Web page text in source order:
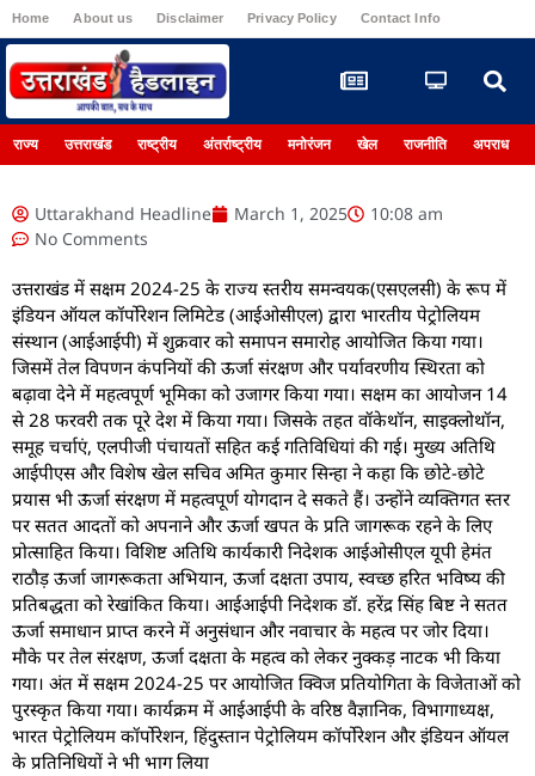
Home About us Disclaimer Privacy Policy Contact Info
राज्य उत्तराखंड राष्ट्रीय अंतर्राष्ट्रीय मनोरंजन खेल राजनीति अपराध
Uttarakhand Headline March 1, 2025
10:08 am
No Comments
उत्तराखंड में सक्षम 2024-25 के राज्य स्तरीय समन्वयक(एसएलसी) के रूप में
इंडियन ऑयल कॉर्पोरेशन लिमिटेड (आईओसीएल) द्वारा भारतीय पेट्रोलियम
संस्थान (आईआईपी) में शुक्रवार को समापन समारोह आयोजित किया गया।
जिसमें तेल विपणन कंपनियों की ऊर्जा संरक्षण और पर्यावरणीय स्थिरता को
बढ़ावा देने में महत्वपूर्ण भूमिका को उजागर किया गया। सक्षम का आयोजन 14
से 28 फरवरी तक पूरे देश में किया गया। जिसके तहत वॉकेथॉन, साइक्लोथॉन,
समूह चर्चाएं, एलपीजी पंचायतों सहित कई गतिविधियां की गई। मुख्य अतिथि
आईपीएस और विशेष खेल सचिव अमित कुमार सिन्हा ने कहा कि छोटे-छोटे
प्रयास भी ऊर्जा संरक्षण में महत्वपूर्ण योगदान दे सकते हैं। उन्होंने व्यक्तिगत स्तर
पर सतत आदतों को अपनाने और ऊर्जा खपत के प्रति जागरूक रहने के लिए
प्रोत्साहित किया। विशिष्ट अतिथि कार्यकारी निदेशक आईओसीएल यूपी हेमंत
राठौड़ ऊर्जा जागरूकता अभियान, ऊर्जा दक्षता उपाय, स्वच्छ हरित भविष्य की
प्रतिबद्धता को रेखांकित किया। आईआईपी निदेशक डॉ. हरेंद्र सिंह बिष्ट ने सतत
ऊर्जा समाधान प्राप्त करने में अनुसंधान और नवाचार के महत्व पर जोर दिया।
मौके पर तेल संरक्षण, ऊर्जा दक्षता के महत्व को लेकर नुक्कड़ नाटक भी किया
गया। अंत में सक्षम 2024-25 पर आयोजित क्विज प्रतियोगिता के विजेताओं को
पुरस्कृत किया गया। कार्यक्रम में आईआईपी के वरिष्ठ वैज्ञानिक, विभागाध्यक्ष,
भारत पेट्रोलियम कॉर्पोरेशन, हिंदुस्तान पेट्रोलियम कॉर्पोरेशन और इंडियन ऑयल
के प्रतिनिधियों ने भी भाग लिया